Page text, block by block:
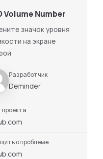
Volume Number
значок уровня
на экране
Разработчик
Deminder
о проблеме